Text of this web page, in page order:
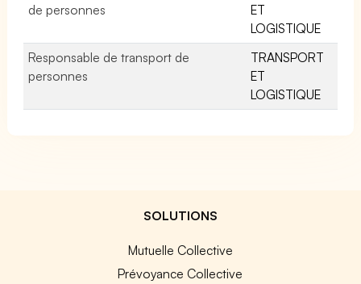
de personnes
ET
LOGISTIQUE
Responsable de transport de
personnes
TRANSPORT
ET
LOGISTIQUE
SOLUTIONS
Mutuelle Collective
Prévoyance Collective